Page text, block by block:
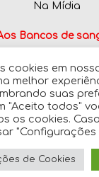
Na Mídia
Bancos de
tipos
-
reservados
cookies em
melhor
suas
"Aceito todos"
os cookies.
"Configurações
de Cookies